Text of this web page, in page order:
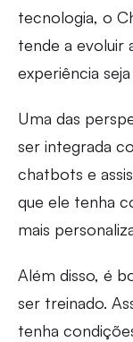
tecnologia, o
tende a evoluir
experiência
Uma das
ser integrada
chatbots e
que ele tenha
mais
Além disso, é
ser treinado.
tenha